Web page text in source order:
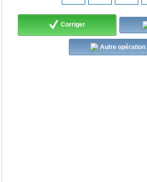
Corriger
Autre opération